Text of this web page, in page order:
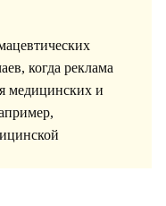
когда реклама
медицинских и